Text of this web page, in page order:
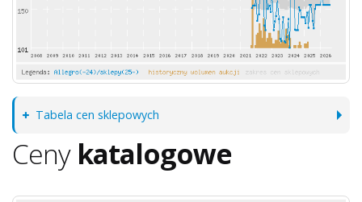
Tabela cen sklepowych
Ceny katalogowe